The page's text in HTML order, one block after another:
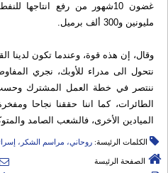
غضون 10شهور من رفع
مليونين و300 ألف برميل.
وقال، إن هذه قوة، وعندما تكون لدينا
نتحول الى مدراء للأوبك، نجري
ننتصر في خطة العمل المشترك
الطائرات، كما اننا حققنا نجاحا
الميادين الأخرى، فالشعب الصامد
الكلمات الرئيسة: روحاني، مراسم الشكر،
الصفحة الرئيسة